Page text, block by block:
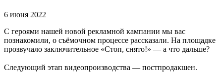
6 июня 2022
С героями нашей новой рекламной кампании мы вас
познакомили, о съёмочном процессе рассказали. На площадке
прозвучало заключительное «Стоп, снято!» — а что дальше?
Следующий этап видеопроизводства — постпродакшен.